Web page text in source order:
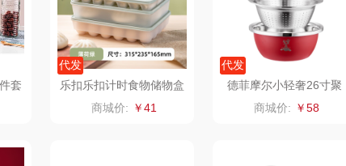
厨 悠米UURMI 富安娜（包销款） 双立人
禹鸿物予 艾可熊 正负零
丝 护舒宝 信科
套
代发
乐扣乐扣计时食物储物盒
套装HFL8517S601M
商城价: ￥41
代发
德菲摩尔小轻奢26寸聚
宝盆三件套红色
商城价: ￥58